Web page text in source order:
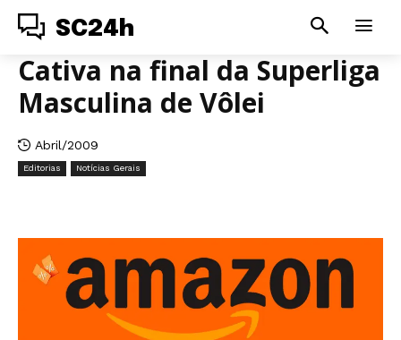
SC24h
Cativa na final da Superliga
Masculina de Vôlei
Abril/2009
Editorias Notícias Gerais